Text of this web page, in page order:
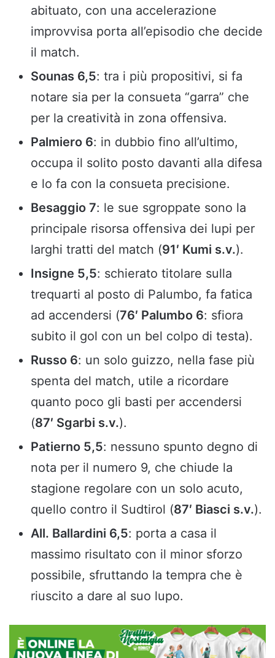
abituato, con una accelerazione
improvvisa porta all’episodio che decide
il match.
Sounas 6,5: tra i più propositivi, si fa
notare sia per la consueta “garra” che
per la creatività in zona offensiva.
Palmiero 6: in dubbio fino all’ultimo,
occupa il solito posto davanti alla difesa
e lo fa con la consueta precisione.
Besaggio 7: le sue sgroppate sono la
principale risorsa offensiva dei lupi per
larghi tratti del match (91′ Kumi s.v.).
Insigne 5,5: schierato titolare sulla
trequarti al posto di Palumbo, fa fatica
ad accendersi (76′ Palumbo 6: sfiora
subito il gol con un bel colpo di testa).
Russo 6: un solo guizzo, nella fase più
spenta del match, utile a ricordare
quanto poco gli basti per accendersi
(87′ Sgarbi s.v.).
Patierno 5,5: nessuno spunto degno di
nota per il numero 9, che chiude la
stagione regolare con un solo acuto,
quello contro il Sudtirol (87′ Biasci s.v.).
All. Ballardini 6,5: porta a casa il
massimo risultato con il minor sforzo
possibile, sfruttando la tempra che è
riuscito a dare al suo lupo.